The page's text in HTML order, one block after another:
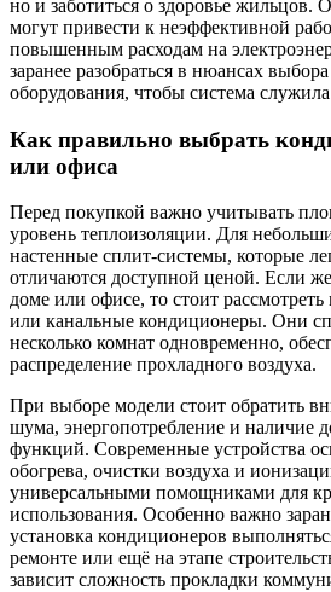
но и заботиться о здоровье
могут привести к неэффективной
повышенным расходам на
заранее разобраться в нюансах
оборудования, чтобы система
Как правильно выбрать
или офиса
Перед покупкой важно учитывать
уровень теплоизоляции. Для
настенные сплит-системы, которые
отличаются доступной ценой. Если
доме или офисе, то стоит
или канальные кондиционеры. Они
несколько комнат одновременно,
распределение прохладного воздуха.
При выборе модели стоит обратить
шума, энергопотребление и наличие
функций. Современные устройства
обогрева, очистки воздуха и
универсальными помощниками для
использования. Особенно важно
установка кондиционеров
ремонте или ещё на этапе
зависит сложность прокладки